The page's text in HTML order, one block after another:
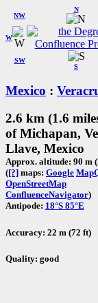
W
NW
N
SW
S
Mexico :
2.6 km (1.6
of Michapan,
Llave, Mexico
Approx. altitude: 90 m
([?] maps: Google
OpenStreetMap
ConfluenceNavigator)
Antipode: 18°S 85°E
Accuracy: 22 m (72 ft)
Quality: good